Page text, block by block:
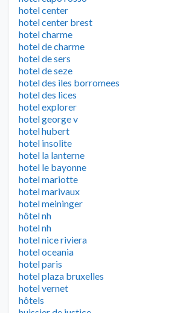
hotel center
hotel center brest
hotel charme
hotel de charme
hotel de sers
hotel de seze
hotel des iles borromees
hotel des lices
hotel explorer
hotel george v
hotel hubert
hotel insolite
hotel la lanterne
hotel le bayonne
hotel mariotte
hotel marivaux
hotel meininger
hôtel nh
hotel nh
hotel nice riviera
hotel oceania
hotel paris
hotel plaza bruxelles
hotel vernet
hôtels